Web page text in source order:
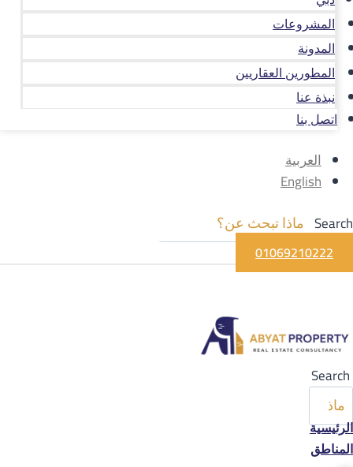
المشروعات
المدونة
المطورين العقاريين
نبذة عنا
اتصل بنا
العربية
English
Search
01069210222
Search
الرئيسية
المناطق